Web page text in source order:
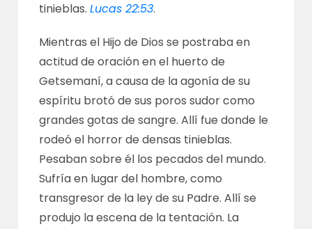
tinieblas.Lucas 22:53.
Mientras el Hijo de Dios se postraba en
actitud de oración en el huerto de
Getsemaní, a causa de la agonía de su
espíritu brotó de sus poros sudor como
grandes gotas de sangre. Allí fue donde le
rodeó el horror de densas tinieblas.
Pesaban sobre él los pecados del mundo.
Sufría en lugar del hombre, como
transgresor de la ley de su Padre. Allí se
produjo la escena de la tentación. La